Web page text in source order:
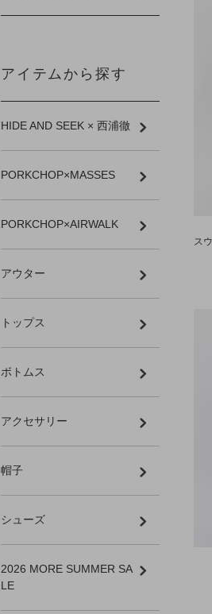
ス
アイテムから探す
HIDE AND SEEK × 西浦徹
PORKCHOP×MASSES
PORKCHOP×AIRWALK
アウター
トップス
ボトムス
アクセサリー
帽子
シューズ
2026 MORE SUMMER SA
LE